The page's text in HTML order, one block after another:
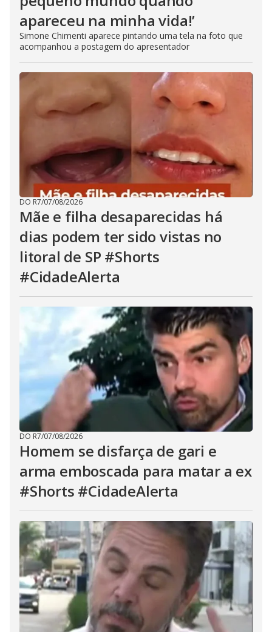
apareceu na minha vida!’
Simone Chimenti aparece pintando uma tela na foto que
acompanhou a postagem do apresentador
DO R7/07/08/2026
Mãe e filha desaparecidas há
dias podem ter sido vistas no
litoral de SP #Shorts
#CidadeAlerta
DO R7/07/08/2026
Homem se disfarça de gari e
arma emboscada para matar a ex
#Shorts #CidadeAlerta